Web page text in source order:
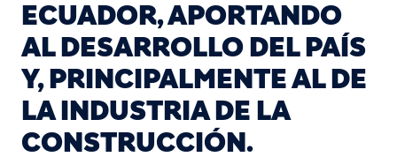
ECUADOR, APORTANDO
AL DESARROLLO DEL PAÍS
Y, PRINCIPALMENTE AL DE
LA INDUSTRIA DE LA
CONSTRUCCIÓN.